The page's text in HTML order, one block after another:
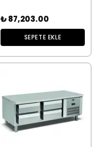
₺ 87,203.00
SEPETE EKLE